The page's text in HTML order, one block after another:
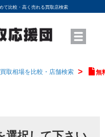
て比較・高く売れる買取店検索
べる
を調べる
取相場を比較・店舗検索 無